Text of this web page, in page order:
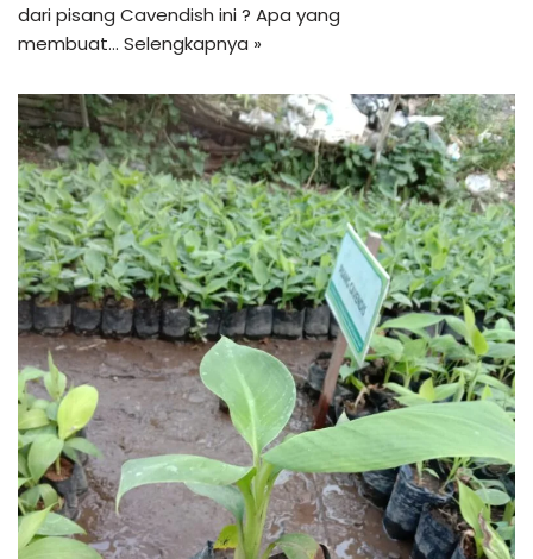
dari pisang Cavendish ini ? Apa yang
membuat… Selengkapnya »